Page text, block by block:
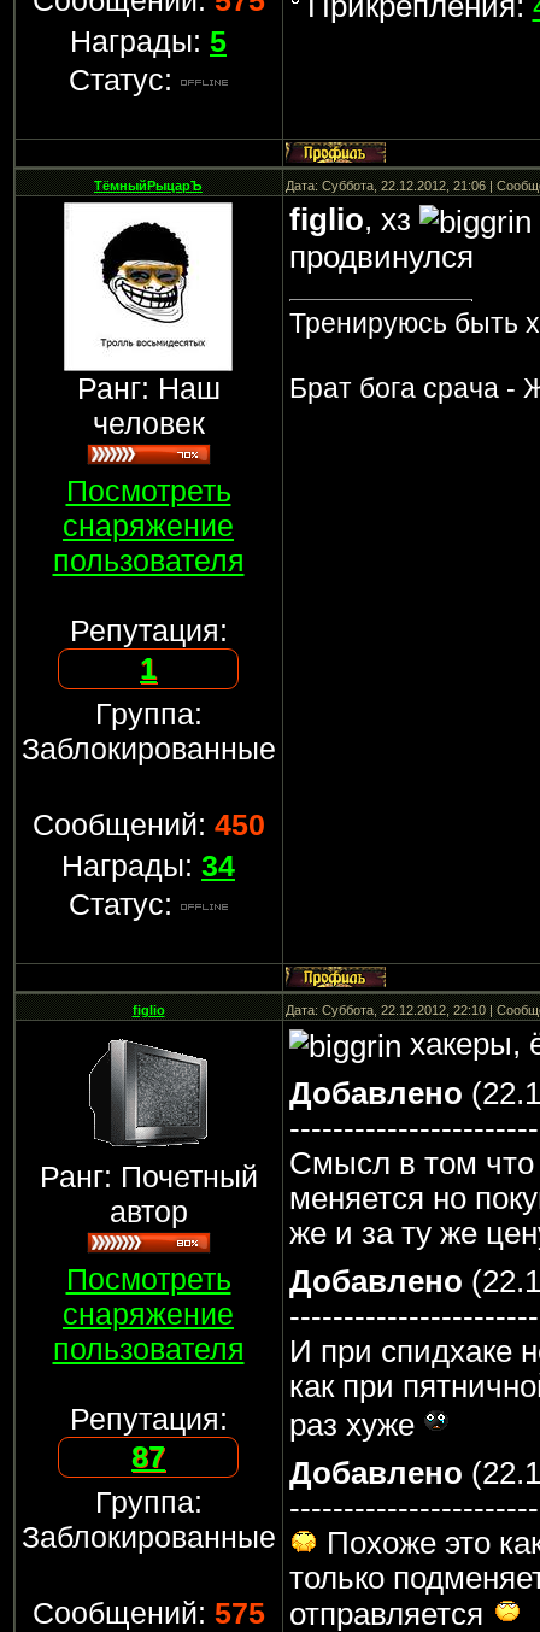
Награды: 5
Статус:
ТёмныйРыцарЪ Дата: Суббота, 22.12.2012, 21:06 |
Ранг: Наш
человек
Посмотреть
снаряжение
пользователя
Репутация:
1
Группа:
Заблокированные
Сообщений: 450
Награды: 34
Статус:
figlio, хз
продвинулся
Тренируюсь быть
Брат бога срача -
figlio Дата: Суббота, 22.12.2012, 22:10 |
Ранг: Почетный
автор
Посмотреть
снаряжение
пользователя
Репутация:
87
Группа:
Заблокированные
Сообщений: 575
хакеры,
Добавлено
Смысл в том что
меняется но
же и за ту же
Добавлено
И при спидхаке
как при
раз хуже
Добавлено
Похоже это
только
отправляется